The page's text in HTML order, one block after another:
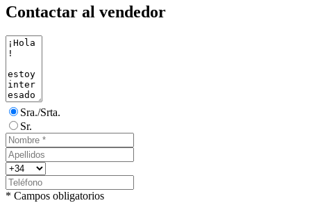
Contactar al vendedor
Sra./Srta.
Sr.
* Campos obligatorios